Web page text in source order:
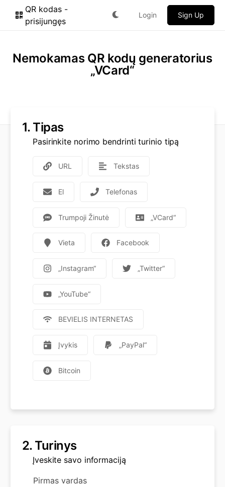
QR kodas -
prisijungęs
Login Sign Up
Nemokamas QR kodų generatorius
„VCard“
1. Tipas
Pasirinkite norimo bendrinti turinio tipą
URL Tekstas
El Telefonas
Trumpoji Žinutė „VCard“
Vieta Facebook
„Instagram“ „Twitter“
„YouTube“
BEVIELIS INTERNETAS
Įvykis „PayPal“
Bitcoin
2. Turinys
Įveskite savo informaciją
Pirmas vardas